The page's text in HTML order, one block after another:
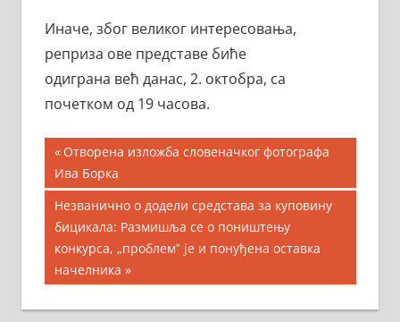
Иначе, због великог интересовања,
реприза ове представе биће
одиграна већ данас, 2. октобра, са
почетком од 19 часова.
Кретање
чланка
Previous
Post:
Отворена изложба словеначког фотографа
Ива Борка
Next
Post:
Незванично о додели средстава за куповину
бицикала: Размишља се о поништењу
конкурса, „проблемˮ је и понуђена оставка
начелника